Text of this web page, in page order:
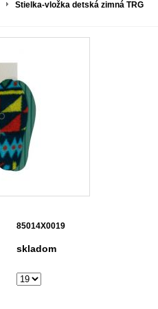
Stielka-vložka detská zimná TRG
85014X0019
skladom